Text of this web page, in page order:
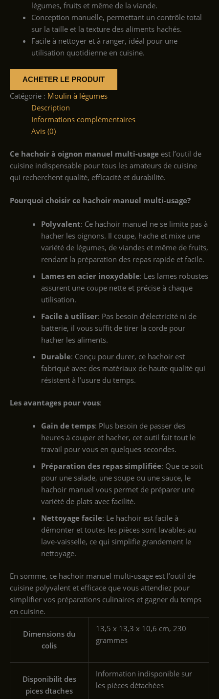
légumes, fruits et même de la viande.
Conception manuelle, permettant un contrôle total
sur la taille et la texture des aliments hachés.
Facile à nettoyer et à ranger, idéal pour une
utilisation quotidienne en cuisine.
ACHETER LE PRODUIT
Catégorie : Moulin à légumes
Description
Informations complémentaires
Avis (0)
Ce hachoir à oignon manuel multi-usage est l’outil de
cuisine indispensable pour tous les amateurs de cuisine
qui recherchent qualité, efficacité et durabilité.
Pourquoi choisir ce hachoir manuel multi-usage?
Polyvalent: Ce hachoir manuel ne se limite pas à
hacher les oignons. Il coupe, hache et mixe une
variété de légumes, de viandes et même de fruits,
rendant la préparation des repas rapide et facile.
Lames en acier inoxydable: Les lames robustes
assurent une coupe nette et précise à chaque
utilisation.
Facile à utiliser: Pas besoin d’électricité ni de
batterie, il vous suffit de tirer la corde pour
hacher les aliments.
Durable: Conçu pour durer, ce hachoir est
fabriqué avec des matériaux de haute qualité qui
résistent à l’usure du temps.
Les avantages pour vous:
Gain de temps: Plus besoin de passer des
heures à couper et hacher, cet outil fait tout le
travail pour vous en quelques secondes.
Préparation des repas simplifiée: Que ce soit
pour une salade, une soupe ou une sauce, le
hachoir manuel vous permet de préparer une
variété de plats avec facilité.
Nettoyage facile: Le hachoir est facile à
démonter et toutes les pièces sont lavables au
lave-vaisselle, ce qui simplifie grandement le
nettoyage.
En somme, ce hachoir manuel multi-usage est l’outil de
cuisine polyvalent et efficace que vous attendiez pour
simplifier vos préparations culinaires et gagner du temps
en cuisine.
Dimensions du
colis
‎13,5 x 13,3 x 10,6 cm, 230
grammes
Disponibilit des
pices dtaches
‎Information indisponible sur
les pièces détachées